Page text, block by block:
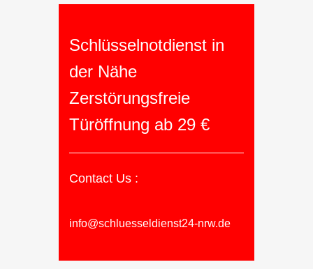
Schlüsselnotdienst in
der Nähe
Zerstörungsfreie
Türöffnung ab 29 €
Contact Us :
info@schluesseldienst24-nrw.de